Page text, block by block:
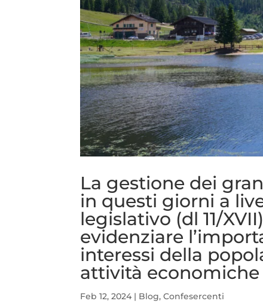
La gestione dei
in questi giorni a
legislativo (dl 11/
evidenziare
interessi della
attività
Feb 12, 2024 | Blog,Confesercenti